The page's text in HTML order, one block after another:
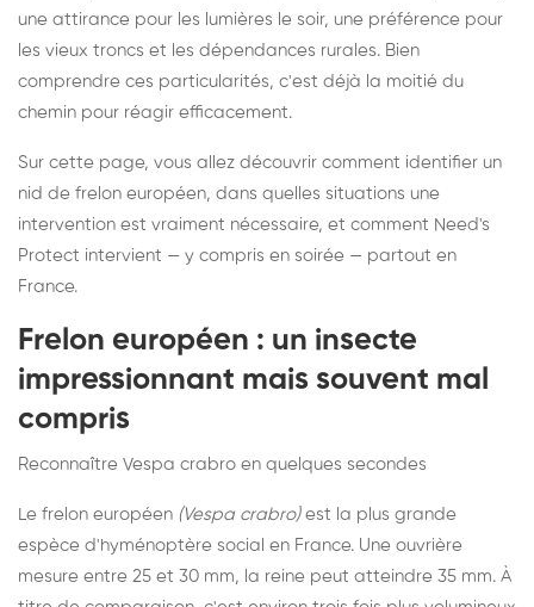
une attirance pour les lumières le soir, une préférence pour
les vieux troncs et les dépendances rurales. Bien
comprendre ces particularités, c'est déjà la moitié du
chemin pour réagir efficacement.
Sur cette page, vous allez découvrir comment identifier un
nid de frelon européen, dans quelles situations une
intervention est vraiment nécessaire, et comment Need's
Protect intervient — y compris en soirée — partout en
France.
Frelon européen : un insecte
impressionnant mais souvent mal
compris
Reconnaître Vespa crabro en quelques secondes
Le frelon européen (Vespa crabro)est la plus grande
espèce d'hyménoptère social en France. Une ouvrière
mesure entre 25 et 30 mm, la reine peut atteindre 35 mm. À